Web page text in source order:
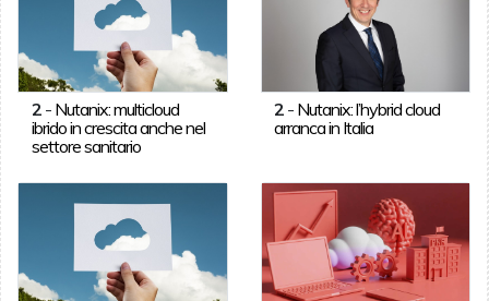
2- Nutanix: multicloud
ibrido in crescita anche nel
settore sanitario
2 - Nutanix: l’hybrid cloud
arranca in Italia